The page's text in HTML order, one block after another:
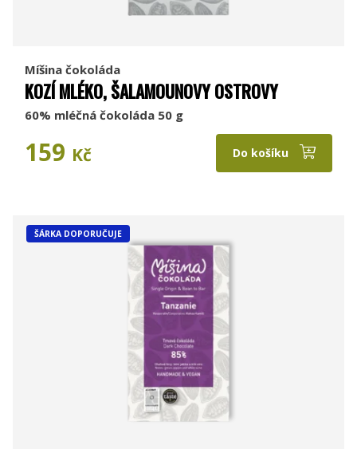
Míšina čokoláda
KOZÍ MLÉKO, ŠALAMOUNOVY OSTROVY
60% mléčná čokoláda 50 g
159 Kč Do košíku
ŠÁRKA DOPORUČUJE